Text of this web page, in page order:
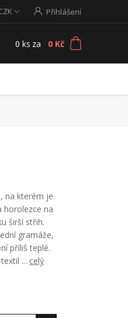
Přihlášení
0 ks za 0 Kč
na kterém je
horolezce na
širší střih.
gramáže,
příliš teplé.
... celý